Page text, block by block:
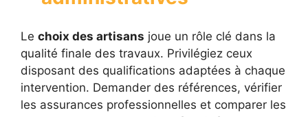
Le choix des artisans joue un rôle clé dans la
qualité finale des travaux. Privilégiez ceux
disposant des qualifications adaptées à chaque
intervention. Demander des références, vérifier
les assurances professionnelles et comparer les